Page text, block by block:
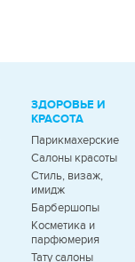
ЗДОРОВЬЕ И
КРАСОТА
Парикмахерские
Салоны красоты
Стиль, визаж,
имидж
Барбершопы
Косметика и
парфюмерия
Тату салоны